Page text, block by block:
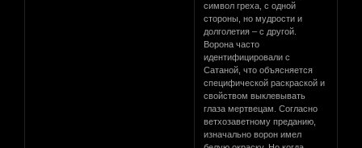
символ греха, с одной
стороны, но мудрости и
долголетия – с другой.
Ворона часто
идентифицировали с
Сатаной, что объясняется
специфической раскраской и
свойством выклевывать
глаза мертвецам. Согласно
ветхозаветному преданию,
изначально ворон имел